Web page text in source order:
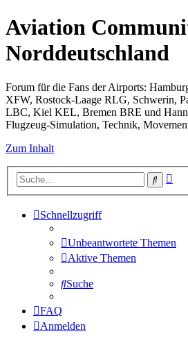
Aviation
Norddeutschland
Forum für die Fans der Airports:
XFW, Rostock-Laage RLG, Schwerin,
LBC, Kiel KEL, Bremen BRE und
Flugzeug-Simulation, Technik,
Zum Inhalt
Suche
Schnellzugriff
Unbeantwortete Themen
Aktive Themen
Suche
FAQ
Anmelden